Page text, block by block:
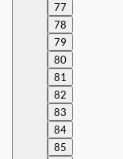
77
78
79
80
81
82
83
84
85